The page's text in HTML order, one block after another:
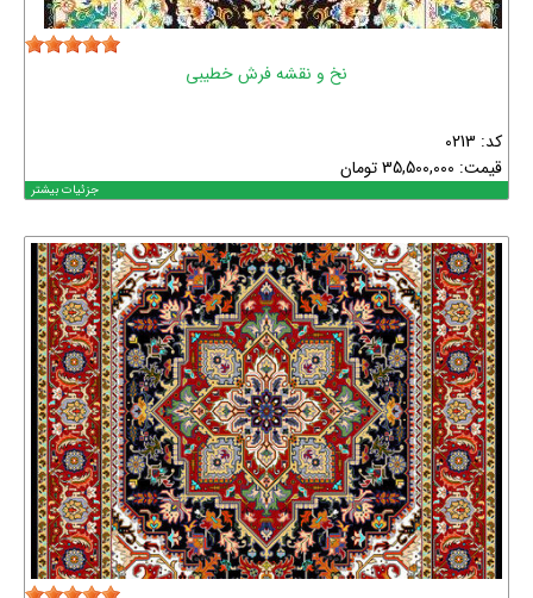
نخ و نقشه فرش خطیبی
کد: 0213
قیمت: 35,500,000تومان
جزئیات بیشتر